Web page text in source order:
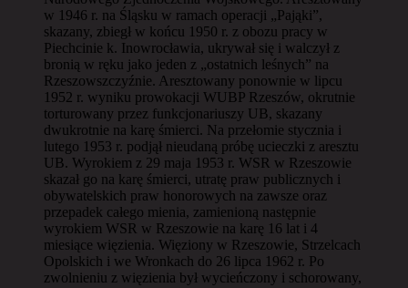
w 1946 r. na Śląsku w ramach operacji „Pająki”,
skazany, zbiegł w końcu 1950 r. z obozu pracy w
Piechcinie k. Inowrocławia, ukrywał się i walczył z
bronią w ręku jako jeden z „ostatnich leśnych” na
Rzeszowszczyźnie. Aresztowany ponownie w lipcu
1952 r. wyniku prowokacji WUBP Rzeszów, okrutnie
torturowany przez funkcjonariuszy UB, skazany
dwukrotnie na karę śmierci. Na przełomie stycznia i
lutego 1953 r. podjął nieudaną próbę ucieczki z aresztu
UB. Wyrokiem z 29 maja 1953 r. WSR w Rzeszowie
skazał go na karę śmierci, utratę praw publicznych i
obywatelskich praw honorowych na zawsze oraz
przepadek całego mienia, zamienioną następnie
wyrokiem WSR w Rzeszowie na karę 16 lat i 4
miesiące więzienia. Więziony w Rzeszowie, Strzelcach
Opolskich i we Wronkach do 26 lipca 1962 r. Po
zwolnieniu z więzienia był wycieńczony i schorowany,